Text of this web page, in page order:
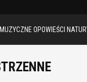
MUZYCZNE OPOWIEŚCI